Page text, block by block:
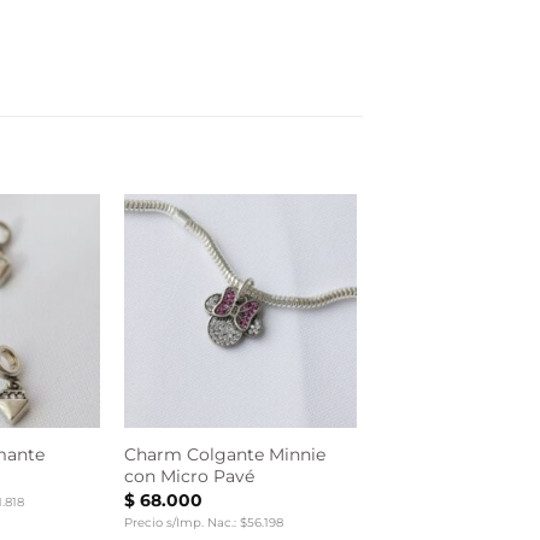
Charm Colgante Minnie
con Micro Pavé
$68.000
Precio s/Imp. Nac.: $56.198